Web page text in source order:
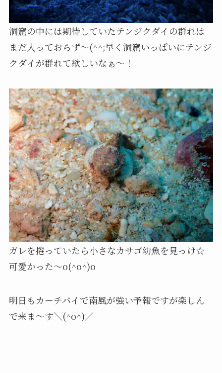
洞窟の中には期待していたテンジクダイの群れは
まだ入っておらず～(^^;早く洞窟いっぱいにテンジ
クダイが群れて欲しいなぁ～！
ガレを捲っていたら小さなカサゴ幼魚を見っけ☆
可愛かった～o(^o^)o
明日もカーチバイで南風が強い予報ですが楽しん
で来ま～す＼(^o^)／